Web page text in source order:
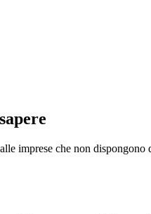
imprese che non